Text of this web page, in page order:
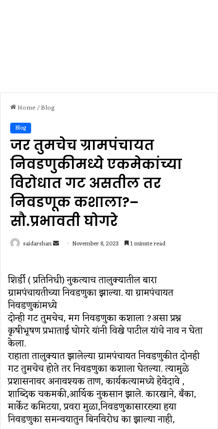
Home/Blog
Blog
जर तुमचेच ग्रामपंचायत
निवडणुकीमध्ये एकमेकांच्या
विरोधात गट असतील तर
निवडणूक कशाला?–
सौ.प्रभावती घोगरे
saidarshan
Send November 8, 2023 1 minute read
शिर्डी ( प्रतिनिधी) नुकत्याच तालुक्यातील बारा
ग्रामपंचायतीच्या निवडणुका झाल्या. या ग्रामपंचायत
निवडणुकांमध्ये
दोन्ही गट तुमचेच, मग निवडणुका कशाला ?असा प्रश्न
कृषीभूषण प्रभाताई घोगरे यांनी विखे पाटील यांचे नाव न घेता
केला.
राहाता तालुक्यात झालेल्या ग्रामपंचायत निवडणुकीत दोनही
गट तुमचेच होते तर निवडणुका कशाला घेतल्या. त्यामुळे
प्रशासनावर अनावश्यक ताण, कार्यकत्यामध्ये हेवेदावे ,
शाब्दिक चकमकी,आर्थिक नुकसान झाले. कारखाने, बँका,
मार्केट कमिटया, प्रवरा मुळा,निवडणुकासारख्या हया
निवडणुका समन्वयातुन बिनविरोध का झाल्या नाही,